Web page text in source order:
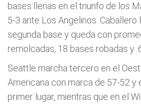
bases llenas en el triunfo de los
5-3 ante Los Angelinos. Caballero
segunda base y queda con
remolcadas, 18 bases robadas y
Seattle marcha tercero en el
Americana con marca de 57-52 y
primer lugar, mientras que en el